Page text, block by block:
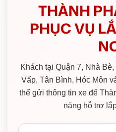
THÀNH
PHỤC VỤ
Khách tại Quận 7, Nhà
Vấp, Tân Bình, Hóc Môn
thể gửi thông tin xe để
năng hỗ trợ